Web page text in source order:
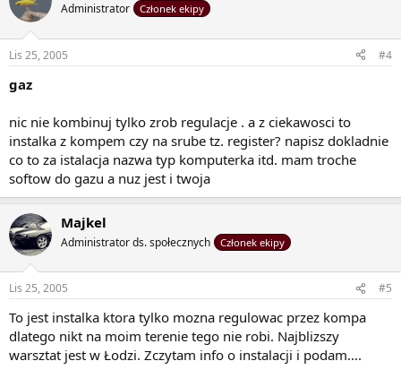
Administrator Członek ekipy
Lis 25, 2005 #4
gaz
nic nie kombinuj tylko zrob regulacje . a z ciekawosci to
instalka z kompem czy na srube tz. register? napisz dokladnie
co to za istalacja nazwa typ komputerka itd. mam troche
softow do gazu a nuz jest i twoja
Majkel
Administrator ds. społecznych Członek ekipy
Lis 25, 2005 #5
To jest instalka ktora tylko mozna regulowac przez kompa
dlatego nikt na moim terenie tego nie robi. Najblizszy
warsztat jest w Łodzi. Zczytam info o instalacji i podam....